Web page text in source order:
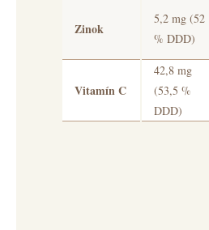
Zinok
5,2 mg (52
% DDD)
Vitamín C
42,8 mg
(53,5 %
DDD)